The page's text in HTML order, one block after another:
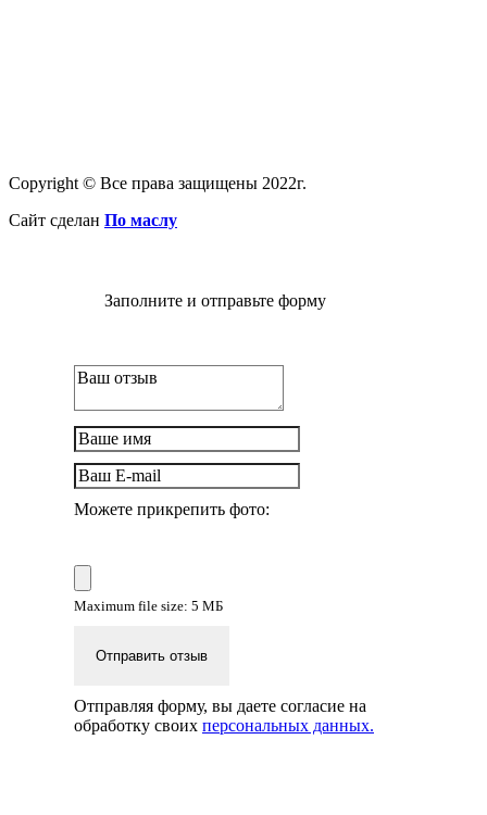
Copyright © Все права защищены 2022г.
Сайт сделан По маслу
Заполните и отправьте форму
Можете прикрепить фото:
Maximum file size: 5 МБ
Отправить отзыв
Отправляя форму, вы даете согласие на
обработку своих персональных данных.